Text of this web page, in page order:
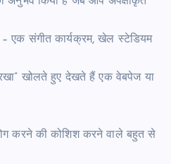
एक संगीत कार्यक्रम, खेल स्टेडियम
खोलते हुए देखते हैं एक वेबपेज या
करने की कोशिश करने वाले बहुत से